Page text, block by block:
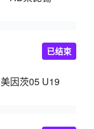
美因茨05 U19
已结束